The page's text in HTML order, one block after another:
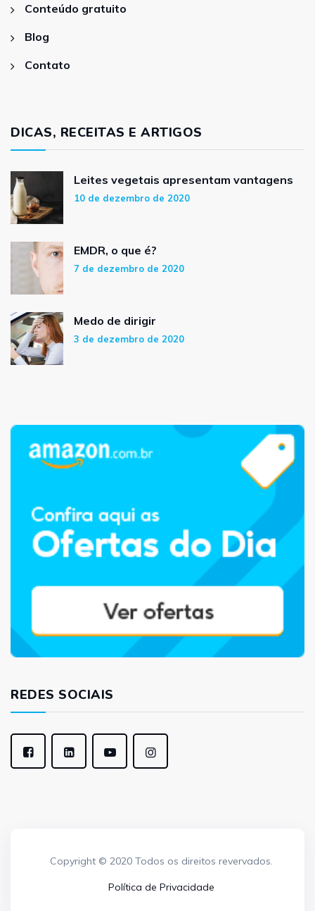
Conteúdo gratuito
Blog
Contato
DICAS, RECEITAS E ARTIGOS
Leites vegetais apresentam vantagens
10 de dezembro de 2020
EMDR, o que é?
7 de dezembro de 2020
Medo de dirigir
3 de dezembro de 2020
REDES SOCIAIS
Copyright © 2020 Todos os direitos revervados.
Política de Privacidade